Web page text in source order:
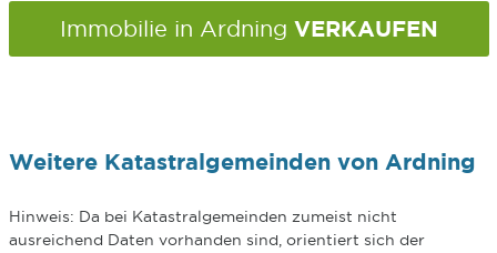
Immobilie in Ardning VERKAUFEN
Weitere Katastralgemeinden von Ardning
Hinweis: Da bei Katastralgemeinden zumeist nicht
ausreichend Daten vorhanden sind, orientiert sich der